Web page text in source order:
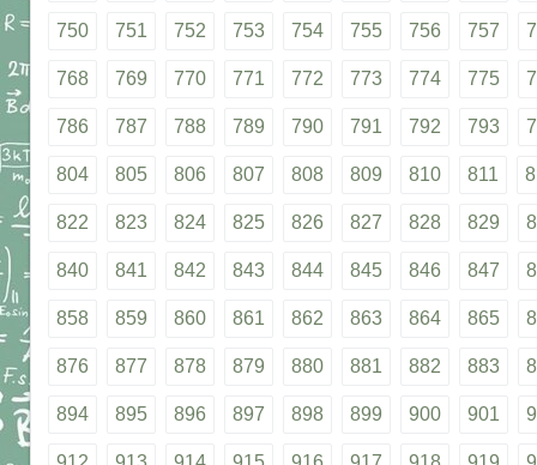
750 751 752 753 754 755 756 757
768 769 770 771 772 773 774 775
786 787 788 789 790 791 792 793
804 805 806 807 808 809 810 811
822 823 824 825 826 827 828 829
840 841 842 843 844 845 846 847
858 859 860 861 862 863 864 865
876 877 878 879 880 881 882 883
894 895 896 897 898 899 900 901